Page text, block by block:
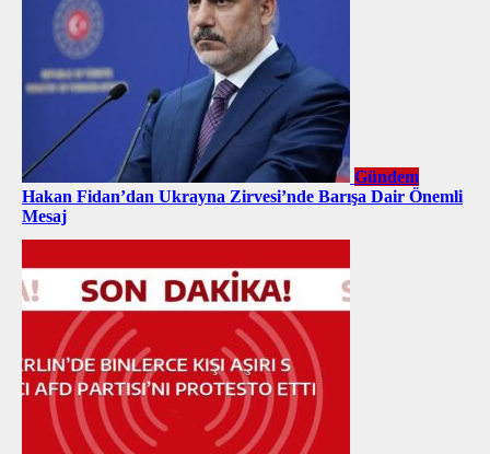
Gündem
Hakan Fidan’dan Ukrayna Zirvesi’nde Barışa Dair Önemli
Mesaj